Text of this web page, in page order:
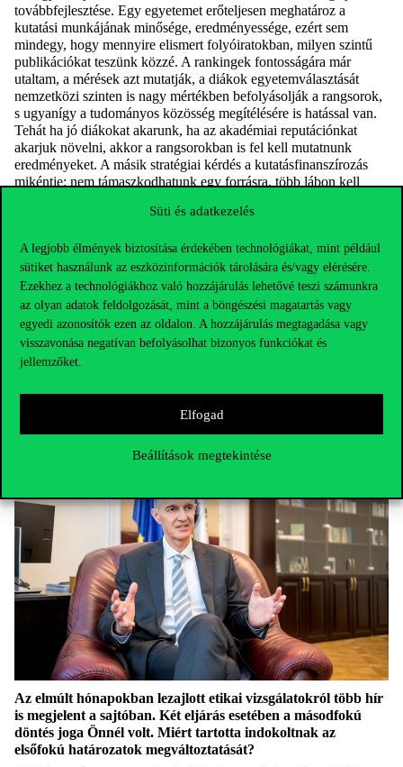
Süti és adatkezelés
A legjobb élmények biztosítása érdekében technológiákat, mint például
sütiket használunk az eszközinformációk tárolására és/vagy elérésére.
Ezekhez a technológiákhoz való hozzájárulás lehetővé teszi számunkra
az olyan adatok feldolgozását, mint a böngészési magatartás vagy
egyedi azonosítók ezen az oldalon. A hozzájárulás megtagadása vagy
visszavonása negatívan befolyásolhat bizonyos funkciókat és
jellemzőket.
Elfogad
Beállítások megtekintése
továbbfejlesztése. Egy egyetemet erőteljesen meghatároz a
kutatási munkájának minősége, eredményessége, ezért sem
mindegy, hogy mennyire elismert folyóiratokban, milyen szintű
publikációkat teszünk közzé. A rankingek fontosságára már
utaltam, a mérések azt mutatják, a diákok egyetemválasztását
nemzetközi szinten is nagy mértékben befolyásolják a rangsorok,
s ugyanígy a tudományos közösség megítélésére is hatással van.
Tehát ha jó diákokat akarunk, ha az akadémiai reputációnkat
akarjuk növelni, akkor a rangsorokban is fel kell mutatnunk
eredményeket. A másik stratégiai kérdés a kutatásfinanszírozás
mikéntje: nem támaszkodhatunk egy forrásra, több lábon kell
jól és eredményesen tudunk pályázni, de fel kell térképezni egyéb
alapokat, amikből a kutatások finanszírozhatók. Cél továbbá az is,
hogy gyarapítsuk a nemzetközi társszerzős publikációink számát.
Az év végéig fog megszületni az Egyetem tehetségmenedzsment
stratégiájának alapkoncepciója is, ennek alapján kezdjük el jövőre
a tehetségmenedzsment központ működésének kidolgozását.
Tovább erősítjük nemzetköziesedési folyamatainkat is, ahogy már
említettem, a nyelvi policy kimunkálása zajlik, ezzel
akadémiai folyamatainkat angol nyelvre átültetni.
Az elmúlt hónapokban lezajlott etikai vizsgálatokról több hír
is megjelent a sajtóban. Két eljárás esetében a másodfokú
döntés joga Önnél volt. Miért tartotta indokoltnak az
elsőfokú határozatok megváltoztatását?